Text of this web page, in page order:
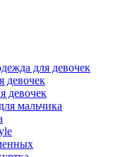
для девочек
девочек
девочек
мальчика